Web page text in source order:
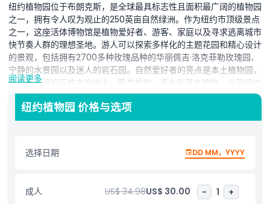
纽约植物园位于布朗克斯，是全球最具标志性且面积最广阔的植物园
之一，拥有令人叹为观止的250英亩自然绿洲。作为纽约市顶级景点
之一，这座活体博物馆是植物爱好者、游客、家庭以及寻求逃离城市
快节奏人群的理想圣地。游人可以探索多样化的主题花园和精心设计
的景观，包括拥有2700多种玫瑰品种的华丽佩吉·洛克菲勒玫瑰园、
宁静的水景园以及迷人的岩石园。自然爱好者的亮点是本土植物园，
这里拥有近10万株本地树木、蕨类植物、灌木和草本植物，以及纽约
市最后保存的自然森林之一，使该园成为顶级生态旅游目的地。标志
性的伊妮德·A·霍普特温室是一座维多利亚风格的玻璃温室，展示热
带雨林、沙漠生态系统以及不断变化的季节性花卉展。对于园艺爱好
车展，用自然材料制成的190座迷你纽约地标构成神奇展览。无论您
热爱园艺、寻找适合家庭的活动，还是想在纽约探索自然美景，纽约
阅读更多
纽约植物园 价格与选项
选择日期 DD MM，YYYY
成人 US$ 34.98US$ 30.00 - 1 +